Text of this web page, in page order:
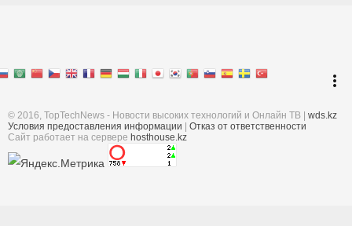
more_vert
© 2016, TopTechNews - Новости высоких технологий и Онлайн ТВ | wds.kz
Условия предоставления информации
Отказ от ответственности
Cайт работает на сервере hosthouse.kz